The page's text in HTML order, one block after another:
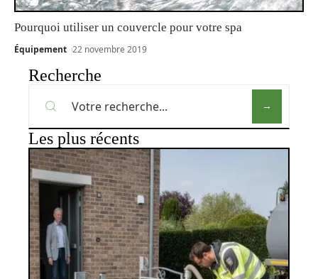
Pourquoi utiliser un couvercle pour votre spa
Équipement 22 novembre 2019
Recherche
Les plus récents